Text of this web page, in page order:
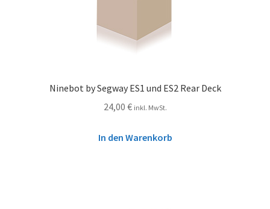
Ninebot by Segway ES1 und ES2 Rear Deck
24,00 € inkl. MwSt.
In den Warenkorb